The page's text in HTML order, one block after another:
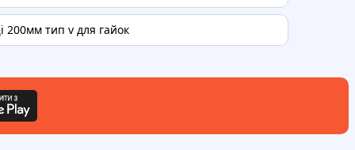
200мм тип v для гайок